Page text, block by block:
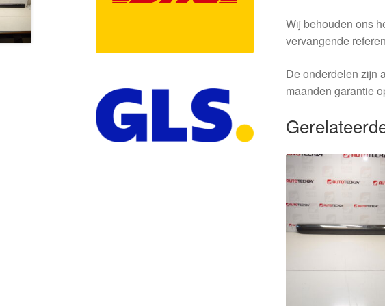
Wij behouden ons
vervangende
De onderdelen zijn
maanden garantie